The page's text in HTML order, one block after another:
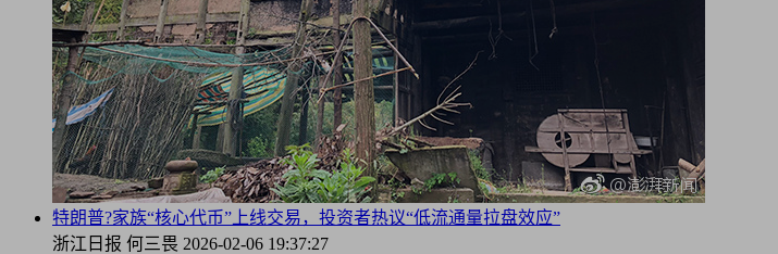
特朗普?家族“核心代币”上线交易，投资者热议“低流通量拉盘效应”
浙江日报 何三畏 2026-02-06 19:37:27